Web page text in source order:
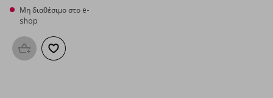
Μη διαθέσιμο στο e-
shop
Προσθήκη στο καλάθι
Προσθήκη στα αγαπημένα